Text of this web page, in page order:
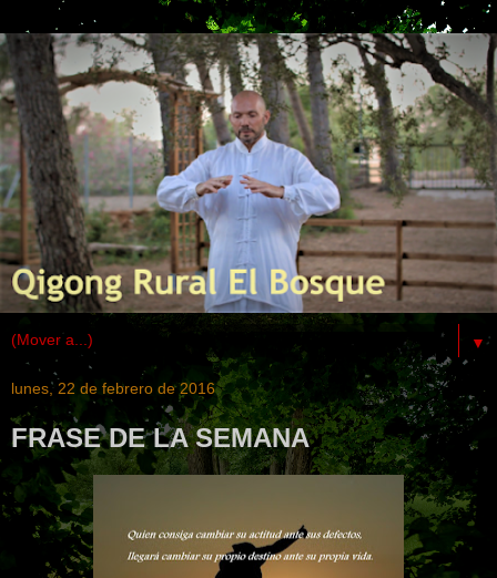
▼
lunes, 22 de febrero de 2016
FRASE DE LA SEMANA